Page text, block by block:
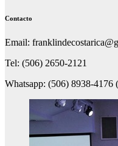
Contacto
Email:
Tel: (506) 2650-2121
Whatsapp: (506) 8938-4176